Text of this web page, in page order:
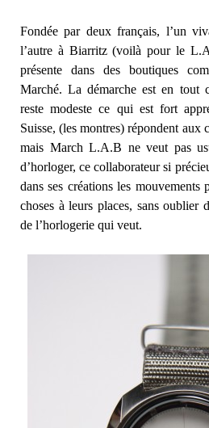
Fondée par deux français, l’un
l’autre à Biarritz (voilà pour le
présente dans des boutiques
Marché. La démarche est en tout
reste modeste ce qui est fort
Suisse, (les montres) répondent aux
mais March L.A.B ne veut pas
d’horloger, ce collaborateur si
dans ses créations les mouvements
choses à leurs places, sans oublier
de l’horlogerie qui veut.